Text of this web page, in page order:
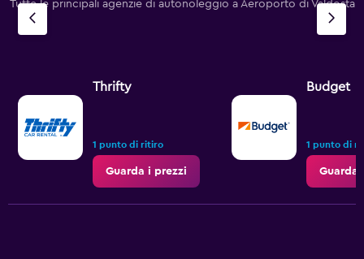
Tutte le principali agenzie di autonoleggio a Aeroporto di Valdosta
Thrifty
1 punto di ritiro
Guarda i prezzi
Budget
1 punto di
Guarda